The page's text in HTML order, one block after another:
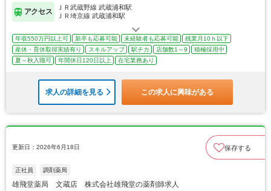
アクセス
ＪＲ武蔵野線 武蔵浦和駅
ＪＲ埼京線 武蔵浦和駅
年収550万円以上可 新卒も応募可能 未経験者も応募可能
残業月10ｈ以下
産休・育休取得実績有り
スキルアップ 駅チカ 店舗数1～9
積極採用中
夏～秋入職可
年間休日120日以上 在宅業務あり
求人の詳細を見る この求人に興味がある
更新日：2026年6月18日 保存する
正社員 調剤薬局
雄飛堂薬局 文蔵店 株式会社雄飛堂の薬剤師求人